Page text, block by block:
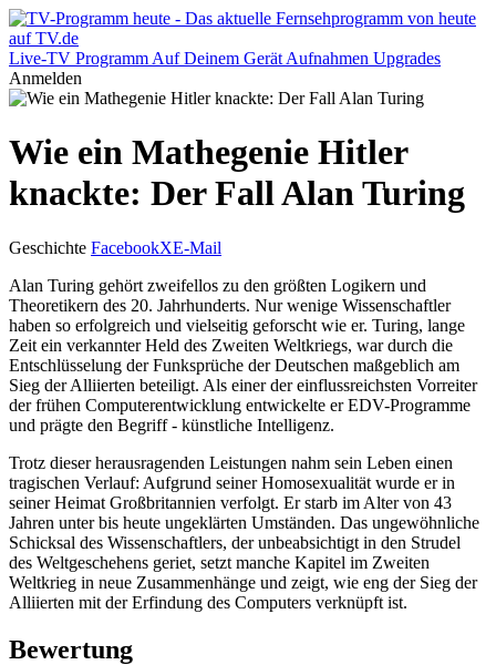
Live-TV Programm Auf Deinem Gerät Aufnahmen Upgrades
Anmelden
Wie ein Mathegenie Hitler
knackte: Der Fall Alan Turing
Geschichte FacebookXE-Mail
Alan Turing gehört zweifellos zu den größten Logikern und
Theoretikern des 20. Jahrhunderts. Nur wenige Wissenschaftler
haben so erfolgreich und vielseitig geforscht wie er. Turing, lange
Zeit ein verkannter Held des Zweiten Weltkriegs, war durch die
Entschlüsselung der Funksprüche der Deutschen maßgeblich am
Sieg der Alliierten beteiligt. Als einer der einflussreichsten Vorreiter
der frühen Computerentwicklung entwickelte er EDV-Programme
und prägte den Begriff - künstliche Intelligenz.
Trotz dieser herausragenden Leistungen nahm sein Leben einen
tragischen Verlauf: Aufgrund seiner Homosexualität wurde er in
seiner Heimat Großbritannien verfolgt. Er starb im Alter von 43
Jahren unter bis heute ungeklärten Umständen. Das ungewöhnliche
Schicksal des Wissenschaftlers, der unbeabsichtigt in den Strudel
des Weltgeschehens geriet, setzt manche Kapitel im Zweiten
Weltkrieg in neue Zusammenhänge und zeigt, wie eng der Sieg der
Alliierten mit der Erfindung des Computers verknüpft ist.
Bewertung